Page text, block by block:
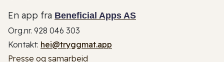
En app fra Beneficial Apps AS
Org.nr. 928 046 303
Kontakt: hei@tryggmat.app
Presse og samarbeid